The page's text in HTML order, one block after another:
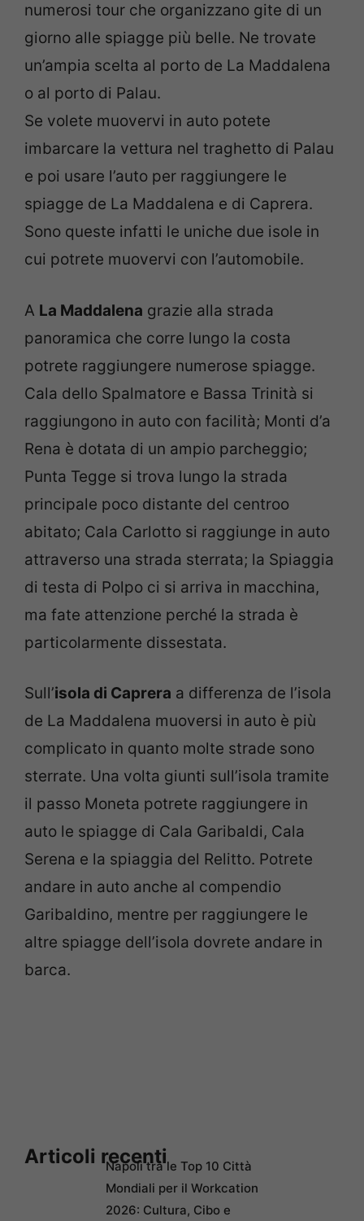
numerosi tour che organizzano gite di un
giorno alle spiagge più belle. Ne trovate
un’ampia scelta al porto de La Maddalena
o al porto di Palau.
Se volete muovervi in auto potete
imbarcare la vettura nel traghetto di Palau
e poi usare l’auto per raggiungere le
spiagge de La Maddalena e di Caprera.
Sono queste infatti le uniche due isole in
cui potrete muovervi con l’automobile.
A La Maddalena grazie alla strada
panoramica che corre lungo la costa
potrete raggiungere numerose spiagge.
Cala dello Spalmatore e Bassa Trinità si
raggiungono in auto con facilità; Monti d’a
Rena è dotata di un ampio parcheggio;
Punta Tegge si trova lungo la strada
principale poco distante del centroo
abitato; Cala Carlotto si raggiunge in auto
attraverso una strada sterrata; la Spiaggia
di testa di Polpo ci si arriva in macchina,
ma fate attenzione perché la strada è
particolarmente dissestata.
Sull’isola di Caprera a differenza de l’isola
de La Maddalena muoversi in auto è più
complicato in quanto molte strade sono
sterrate. Una volta giunti sull’isola tramite
il passo Moneta potrete raggiungere in
auto le spiagge di Cala Garibaldi, Cala
Serena e la spiaggia del Relitto. Potrete
andare in auto anche al compendio
Garibaldino, mentre per raggiungere le
altre spiagge dell’isola dovrete andare in
barca.
Articoli recentiNapoli tra le Top 10 Città
Mondiali per il Workcation
2026: Cultura, Cibo e